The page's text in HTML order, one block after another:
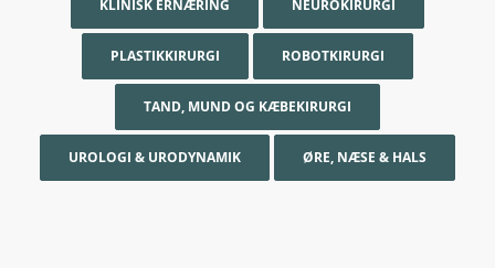
KLINISK ERNÆRING NEUROKIRURGI
PLASTIKKIRURGI ROBOTKIRURGI
TAND, MUND OG KÆBEKIRURGI
UROLOGI & URODYNAMIK ØRE, NÆSE & HALS